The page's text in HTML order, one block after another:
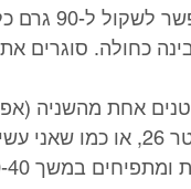
כחולה. סוגרים
קטנים אחת מהשניה
ב-2 תבניות עגולות קטנות בקוטר 20, תבנית אחת גדולה